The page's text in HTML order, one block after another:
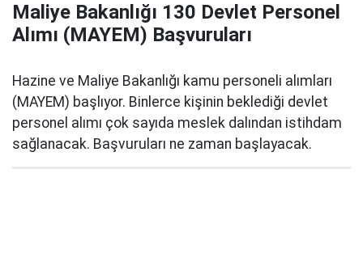
Maliye Bakanlığı 130 Devlet Personel
Alımı (MAYEM) Başvuruları
Hazine ve Maliye Bakanlığı kamu personeli alımları
(MAYEM) başlıyor. Binlerce kişinin beklediği devlet
personel alımı çok sayıda meslek dalından istihdam
sağlanacak. Başvuruları ne zaman başlayacak.